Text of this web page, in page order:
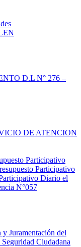
D.L N° 276 –
DE ATENCION
Participativo
Participativo
Diario el
N°057
Juramentación del
Ciudadana